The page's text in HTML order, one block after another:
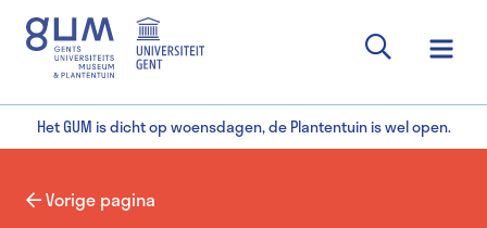
Het GUM is dicht op woensdagen, de Plantentuin is wel open.
Vorige pagina